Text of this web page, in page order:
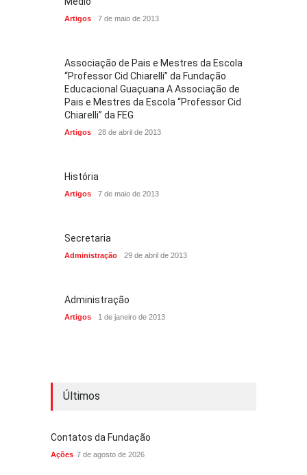
Artigos 7 de maio de 2013
Associação de Pais e Mestres da Escola
“Professor Cid Chiarelli” da Fundação
Educacional Guaçuana A Associação de
Pais e Mestres da Escola “Professor Cid
Chiarelli” da FEG
Artigos 28 de abril de 2013
História
Artigos 7 de maio de 2013
Secretaria
Administração 29 de abril de 2013
Administração
Artigos 1 de janeiro de 2013
Últimos
Contatos da Fundação
Ações 7 de agosto de 2026